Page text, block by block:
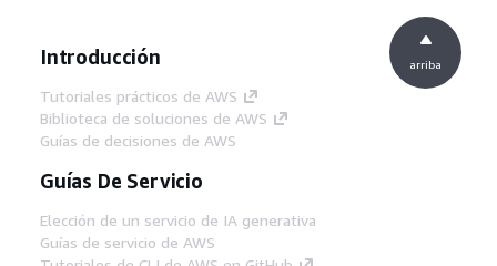
Introducción
Tutoriales prácticos de AWS
Biblioteca de soluciones de AWS
Guías de decisiones de AWS
Guías De Servicio
Elección de un servicio de IA generativa
Guías de servicio de AWS
arriba